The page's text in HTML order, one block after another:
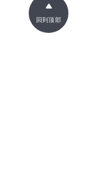
回到顶部